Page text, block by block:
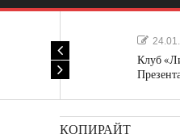
Клуб
КОПИРАЙТ